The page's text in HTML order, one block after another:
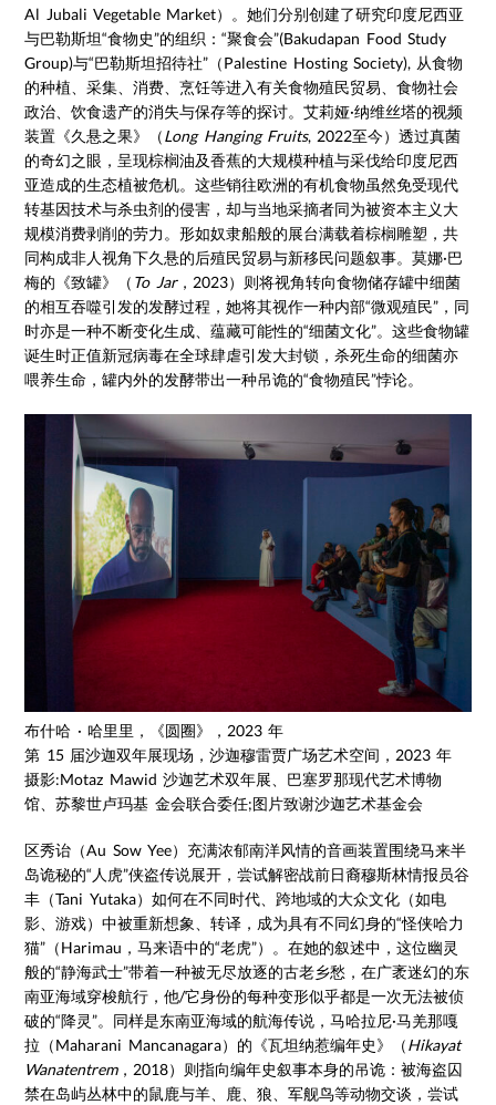
Al Jubali Vegetable Market）。她们分别创建了研究印度尼西亚
与巴勒斯坦“食物史”的组织：“聚食会”(Bakudapan Food Study
Group)与“巴勒斯坦招待社”（Palestine Hosting Society), 从食物
的种植、采集、消费、烹饪等进入有关食物殖民贸易、食物社会
政治、饮食遗产的消失与保存等的探讨。艾莉娅·纳维丝塔的视频
装置《久悬之果》（Long Hanging Fruits, 2022至今）透过真菌
的奇幻之眼，呈现棕榈油及香蕉的大规模种植与采伐给印度尼西
亚造成的生态植被危机。这些销往欧洲的有机食物虽然免受现代
转基因技术与杀虫剂的侵害，却与当地采摘者同为被资本主义大
规模消费剥削的劳力。形如奴隶船般的展台满载着棕榈雕塑，共
同构成非人视角下久悬的后殖民贸易与新移民问题叙事。莫娜·巴
梅的《致罐》（ To Jar，2023）则将视角转向食物储存罐中细菌
的相互吞噬引发的发酵过程，她将其视作一种内部“微观殖民”，同
时亦是一种不断变化生成、蕴藏可能性的“细菌文化”。这些食物罐
诞生时正值新冠病毒在全球肆虐引发大封锁，杀死生命的细菌亦
喂养生命，罐内外的发酵带出一种吊诡的“食物殖民”悖论。
布什哈 · 哈里里，《圆圈》，2023 年
第 15 届沙迦双年展现场，沙迦穆雷贾广场艺术空间，2023 年
摄影:Motaz Mawid 沙迦艺术双年展、巴塞罗那现代艺术博物
馆、苏黎世卢玛基 金会联合委任;图片致谢沙迦艺术基金会
区秀诒（Au Sow Yee）充满浓郁南洋风情的音画装置围绕马来半
岛诡秘的“人虎”侠盗传说展开，尝试解密战前日裔穆斯林情报员谷
丰（Tani Yutaka）如何在不同时代、跨地域的大众文化（如电
影、游戏）中被重新想象、转译，成为具有不同幻身的“怪侠哈力
猫”（Harimau，马来语中的“老虎”）。在她的叙述中，这位幽灵
般的“静海武士”带着一种被无尽放逐的古老乡愁，在广袤迷幻的东
南亚海域穿梭航行，他/它身份的每种变形似乎都是一次无法被侦
破的“降灵”。同样是东南亚海域的航海传说，马哈拉尼·马羌那嘎
拉（Maharani Mancanagara）的《瓦坦纳惹编年史》（Hikayat
Wanatentrem，2018）则指向编年史叙事本身的吊诡：被海盗囚
禁在岛屿丛林中的鼠鹿与羊、鹿、狼、军舰鸟等动物交谈，尝试